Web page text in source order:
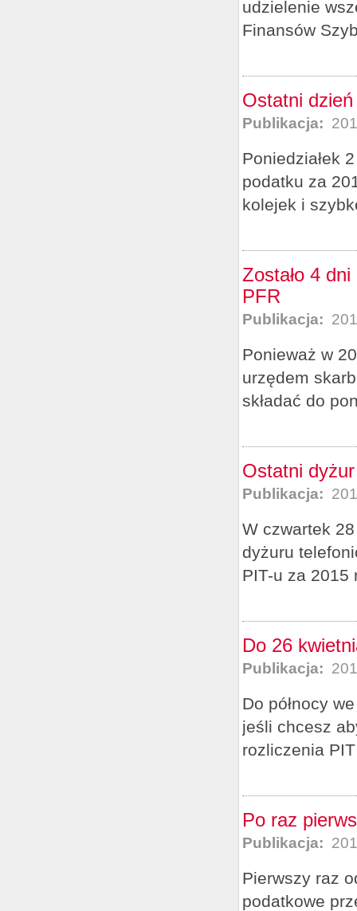
udzielenie
Finansów
Ostatni
Publikacja:
Poniedziałek
podatku za
kolejek i
Zostało 4
PFR
Publikacja:
Ponieważ w
urzędem
składać do
Ostatni
Publikacja:
W czwartek
dyżuru
PIT-u za 2015
Do 26
Publikacja:
Do północy
jeśli chcesz
rozliczenia
Po raz
Publikacja:
Pierwszy raz
podatkowe